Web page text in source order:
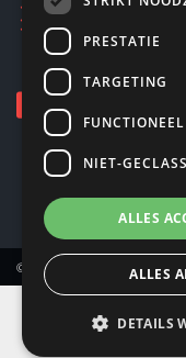
Opkopen en
© Copyright 2026 Smartoys
PRESTATIE
TARGETING
FUNCTIONEEL
NIET-
ALLES
ALLES
DETAILS